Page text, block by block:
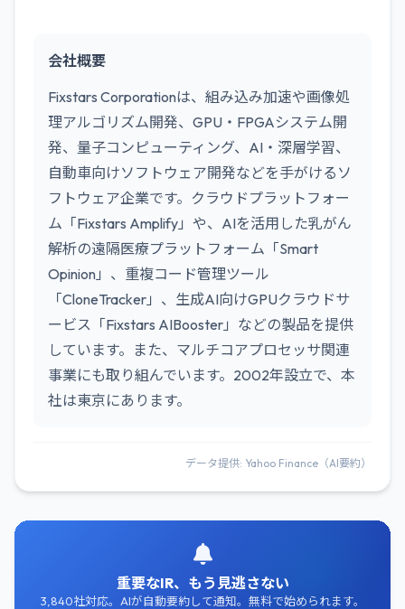
会社概要
Fixstars Corporationは、組み込み加速や画像処
理アルゴリズム開発、GPU・FPGAシステム開
発、量子コンピューティング、AI・深層学習、
自動車向けソフトウェア開発などを手がけるソ
フトウェア企業です。クラウドプラットフォー
ム「Fixstars Amplify」や、AIを活用した乳がん
解析の遠隔医療プラットフォーム「Smart
Opinion」、重複コード管理ツール
「CloneTracker」、生成AI向けGPUクラウドサ
ービス「Fixstars AIBooster」などの製品を提供
しています。また、マルチコアプロセッサ関連
事業にも取り組んでいます。2002年設立で、本
社は東京にあります。
データ提供: Yahoo Finance（AI要約）
重要なIR、もう見逃さない
3,840社対応。AIが自動要約して通知。無料で始められます。